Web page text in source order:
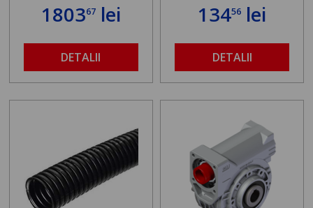
găurit în locul
maximă admisă de 500
kg și înălțime reglabilă
de la 1,8 la 2,9 m
180367lei
DETALII
13456 lei
DETALII